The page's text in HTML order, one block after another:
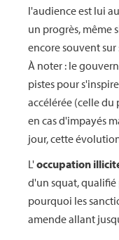
l'audience est lui
un progrès, même
encore souvent sur
À noter : le
pistes pour
accélérée (celle du
en cas d'impayés
jour, cette
L'occupation
d'un squat, qualifié
pourquoi les
amende allant